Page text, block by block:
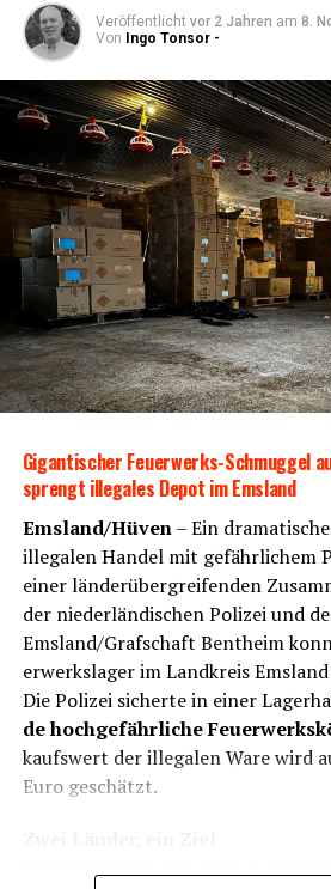
Veröffentlicht vor 2 Jahren am 8.
Von
Ingo Tonsor -
Gigan­ti­scher Feu­er­werks-Schmug­gel
sprengt ille­ga­les Depot im Emsland
Emsland/Hüven– Ein
ille­ga­len Han­del mit gefähr­li­chem
einer län­der­über­grei­fen­den
der nie­der­län­di­schen Poli­zei und
Emsland/Grafschaft Bent­heim
er­werks­la­ger im Land­kreis
Die Poli­zei sicher­te in einer
de hoch­ge­fähr­li­che
kaufs­wert der ille­ga­len Ware wird
Euro geschätzt.